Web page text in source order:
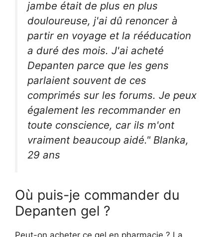
jambe était de plus en plus
douloureuse, j'ai dû renoncer à
partir en voyage et la rééducation
a duré des mois. J'ai acheté
Depanten parce que les gens
parlaient souvent de ces
comprimés sur les forums. Je peux
également les recommander en
toute conscience, car ils m'ont
vraiment beaucoup aidé." Blanka,
29 ans
Où puis-je commander du
Depanten gel ?